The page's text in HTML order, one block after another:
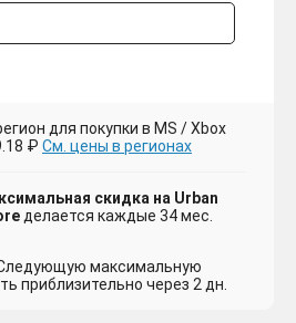
для покупки в MS / Xbox
₽ См. цены в регионах
скидка на Urban
делается каждые 34 мес.
максимальную
приблизительно через 2 дн.